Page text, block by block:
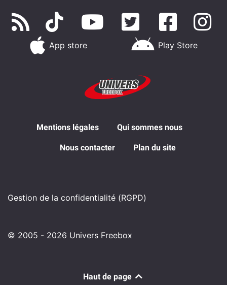
App store Play Store
Mentions légales Qui sommes nous
Nous contacter Plan du site
Gestion de la confidentialité (RGPD)
© 2005 - 2026 Univers Freebox
Haut de page